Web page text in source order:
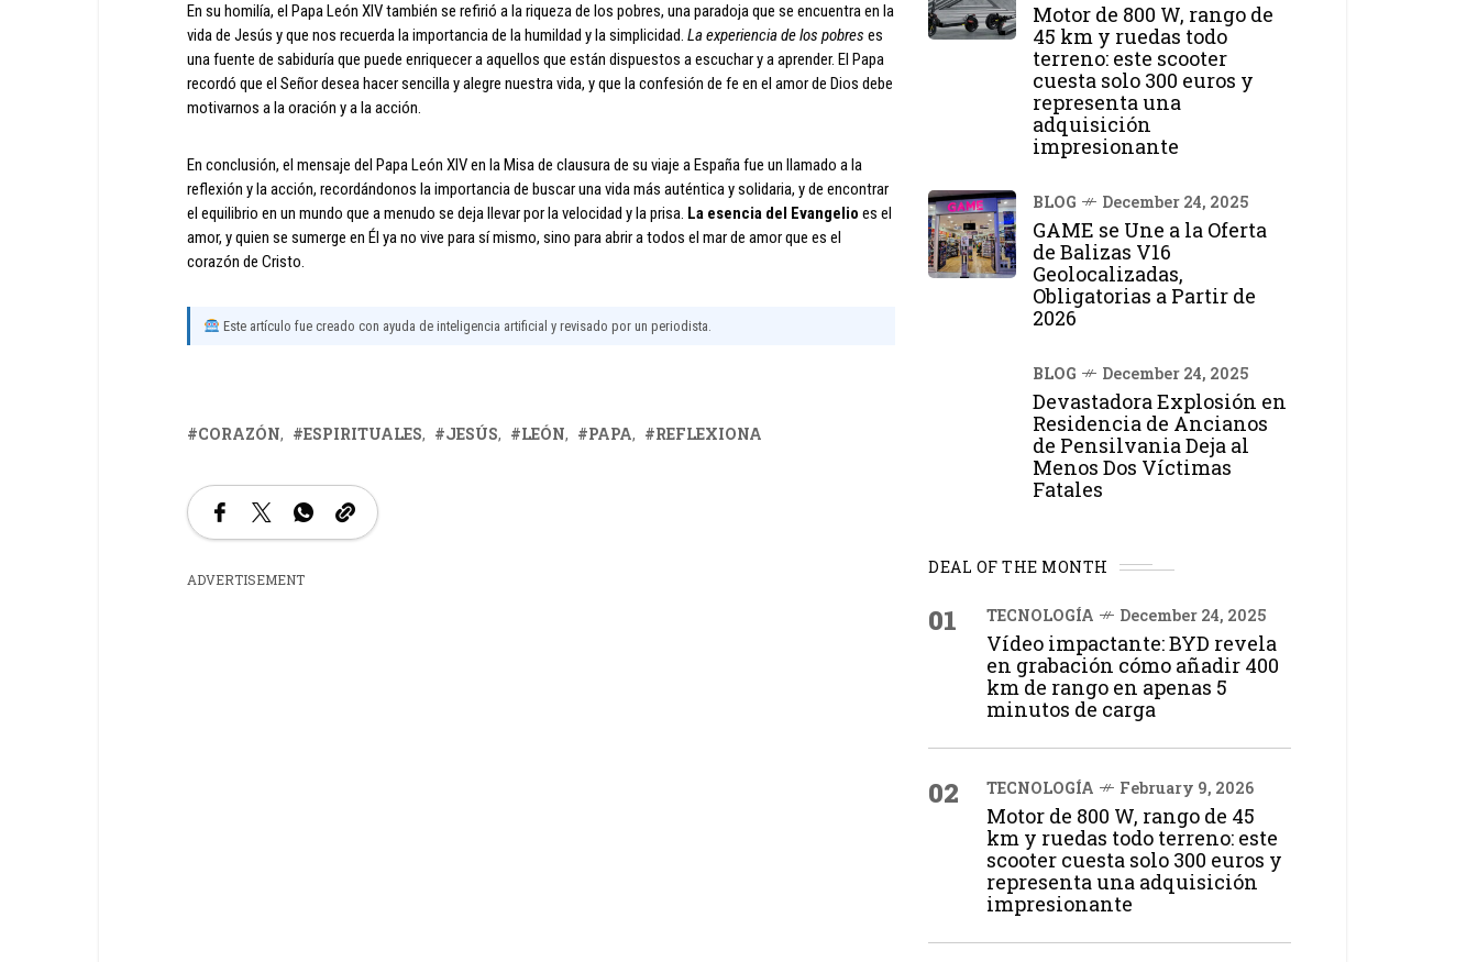
En su homilía, el Papa León XIV también se refirió a la riqueza de los pobres, una paradoja que se encuentra en la
vida de Jesús y que nos recuerda la importancia de la humildad y la simplicidad. La experiencia de los pobres es
una fuente de sabiduría que puede enriquecer a aquellos que están dispuestos a escuchar y a aprender. El Papa
recordó que el Señor desea hacer sencilla y alegre nuestra vida, y que la confesión de fe en el amor de Dios debe
motivarnos a la oración y a la acción.
En conclusión, el mensaje del Papa León XIV en la Misa de clausura de su viaje a España fue un llamado a la
reflexión y la acción, recordándonos la importancia de buscar una vida más auténtica y solidaria, y de encontrar
el equilibrio en un mundo que a menudo se deja llevar por la velocidad y la prisa. La esencia del Evangelio es el
amor, y quien se sumerge en Él ya no vive para sí mismo, sino para abrir a todos el mar de amor que es el
corazón de Cristo.
Este artículo fue creado con ayuda de inteligencia artificial y revisado por un periodista.
CORAZÓN ESPIRITUALES JESÚS LEÓN PAPA REFLEXIONA
ADVERTISEMENT
Motor de 800 W, rango de
45 km y ruedas todo
terreno: este scooter
cuesta solo 300 euros y
representa una
adquisición
impresionante
BLOG December 24, 2025
GAME se Une a la Oferta
de Balizas V16
Geolocalizadas,
Obligatorias a Partir de
2026
BLOG December 24, 2025
Devastadora Explosión en
Residencia de Ancianos
de Pensilvania Deja al
Menos Dos Víctimas
Fatales
DEAL OF THE MONTH
01 TECNOLOGÍA December 24, 2025
Vídeo impactante: BYD revela
en grabación cómo añadir 400
km de rango en apenas 5
minutos de carga
02 TECNOLOGÍA February 9, 2026
Motor de 800 W, rango de 45
km y ruedas todo terreno: este
scooter cuesta solo 300 euros y
representa una adquisición
impresionante